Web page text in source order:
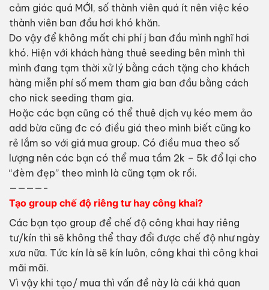
cảm giác quá MỚI, số thành viên quá ít nên việc kéo
thành viên ban đầu hơi khó khăn.
Do vậy để không mất chi phí j ban đầu mình nghĩ hơi
khó. Hiện với khách hàng thuê seeding bên mình thì
mình đang tạm thời xử lý bằng cách tặng cho khách
hàng miễn phí số mem tham gia ban đầu bằng cách
cho nick seeding tham gia.
Hoặc các bạn cũng có thể thuê dịch vụ kéo mem ảo
add bừa cũng đc có điều giá theo mình biết cũng ko
rẻ lắm so với giá mua group. Có điều mua theo số
lượng nên các bạn có thể mua tầm 2k – 5k đổ lại cho
“đèm đẹp” theo mình là cũng tạm ok rồi.
————-
Tạo group chế độ riêng tư hay công khai?
Các bạn tạo group để chế độ công khai hay riêng
tư/kín thì sẽ không thể thay đổi được chế độ như ngày
xưa nữa. Tức kín là sẽ kín luôn, công khai thì công khai
mãi mãi.
Vì vậy khi tạo/ mua thì vấn đề này là cái khá quan